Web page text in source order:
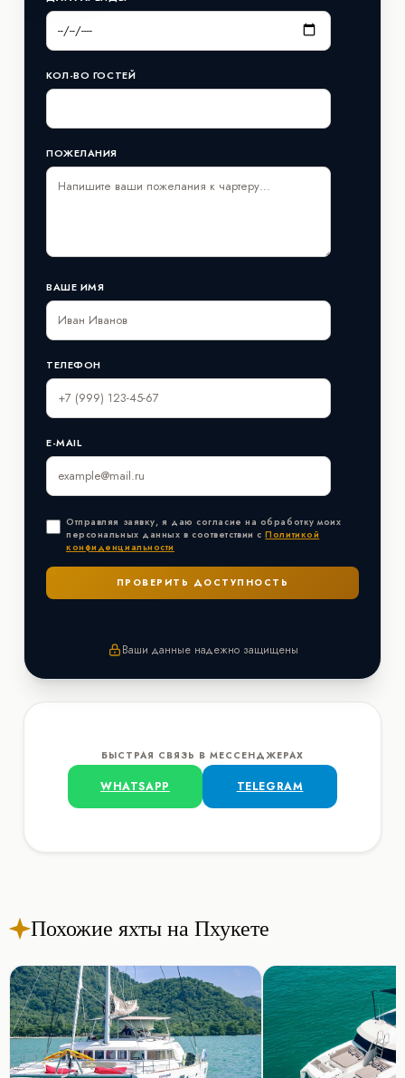
КОЛ-ВО ГОСТЕЙ
ПОЖЕЛАНИЯ
ВАШЕ ИМЯ
ТЕЛЕФОН
E-MAIL
Отправляя заявку, я даю согласие на обработку моих
персональных данных в соответствии сПолитикой
конфиденциальности
Ваши данные надежно защищены
БЫСТРАЯ СВЯЗЬ В МЕССЕНДЖЕРАХ
WHATSAPP TELEGRAM
Похожие яхты на Пхукете